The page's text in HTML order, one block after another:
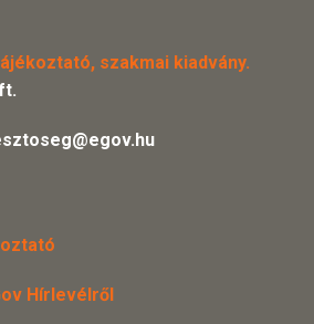
szakmai kiadvány.
Hírlevélről